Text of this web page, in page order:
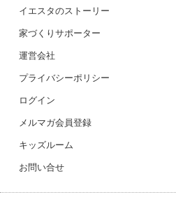
イエスタのストーリー
家づくりサポーター
運営会社
プライバシーポリシー
ログイン
メルマガ会員登録
キッズルーム
お問い合せ